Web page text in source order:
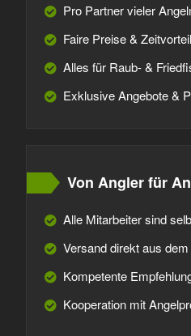
Pro Partner vieler
Faire Preise &
Alles für Raub- &
Exklusive Angebote &
Von Angler für
Alle Mitarbeiter sind
Versand direkt aus
Kompetente
Kooperation mit